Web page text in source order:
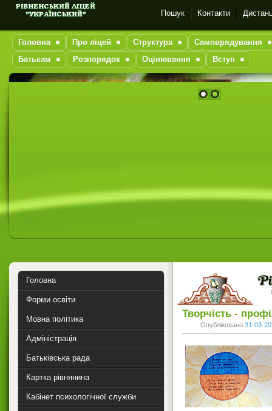
Пошук Контакти
Головна Про ліцей Структура
Самоврядування
Батькам
Розпорядок Оцінювання Вступ
Творчість -
Опубліковано 31-03-
Головна
Форми освіти
Мовна політика
Адміністрація
Батьківська рада
Картка рівнянина
Кабінет психологічної служби